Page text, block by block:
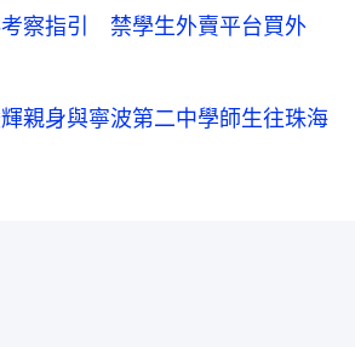
察指引 禁學生外賣平台買外
親身與寧波第二中學師生往珠海